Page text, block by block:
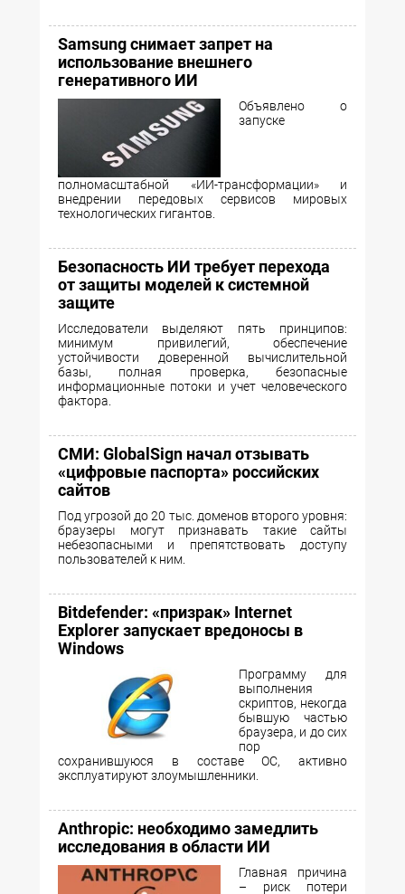
Samsung снимает запрет на
использование внешнего
генеративного ИИ
Объявлено о
запуске
полномасштабной «ИИ-трансформации» и
внедрении передовых сервисов мировых
технологических гигантов.
Безопасность ИИ требует перехода
от защиты моделей к системной
защите
Исследователи выделяют пять принципов:
минимум привилегий, обеспечение
устойчивости доверенной вычислительной
базы, полная проверка, безопасные
информационные потоки и учет человеческого
фактора.
СМИ: GlobalSign начал отзывать
«цифровые паспорта» российских
сайтов
Под угрозой до 20 тыс. доменов второго уровня:
браузеры могут признавать такие сайты
небезопасными и препятствовать доступу
пользователей к ним.
Bitdefender: «призрак» Internet
Explorer запускает вредоносы в
Windows
Программу для
выполнения
скриптов, некогда
бывшую частью
браузера, и до сих
пор
сохранившуюся в составе ОС, активно
эксплуатируют злоумышленники.
Anthropic: необходимо замедлить
исследования в области ИИ
Главная причина
– риск потери